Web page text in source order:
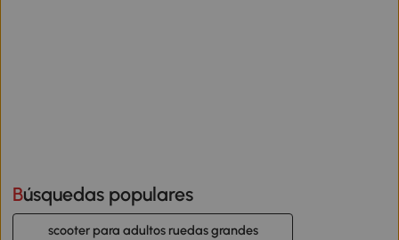
Búsquedas populares
scooter para adultos ruedas grandes